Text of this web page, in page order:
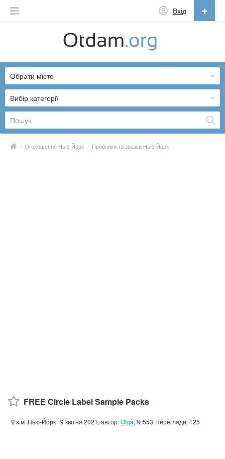
Вхід
English
Русский
Українська
Вибір категорії
Обрати місто
/ Оголошення Нью-Йорк / Пробники та зразки Нью-Йорк
FREE Circle Label Sample Packs
з м. Нью-Йорк | 9 квітня 2021, автор:Olga, №553, перегляди: 125